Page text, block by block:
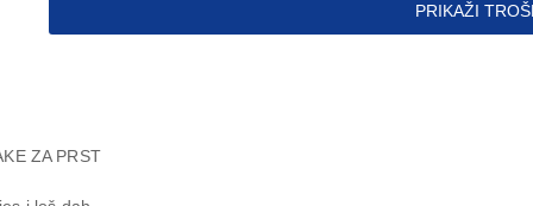
PRIKAŽI
ZA PRST